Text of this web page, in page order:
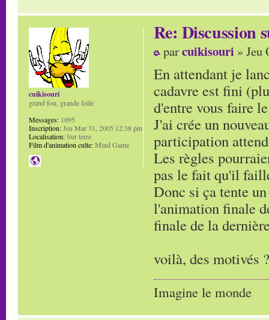
Re: Discussion
parcuikisouri » Jeu
En attendant je
cadavre est fini
d'entre vous faire
J'ai crée un
participation
Les règles
pas le fait qu'il
Donc si ça tente
l'animation finale
finale de la
voilà, des motivés ?
Imagine le monde
cuikisouri
grand fou, grande folle
Messages: 1095
Inscription:Jeu Mar 31, 2005 12:38 pm
Localisation:Sur terre
Film d'animation culte:Mind Game